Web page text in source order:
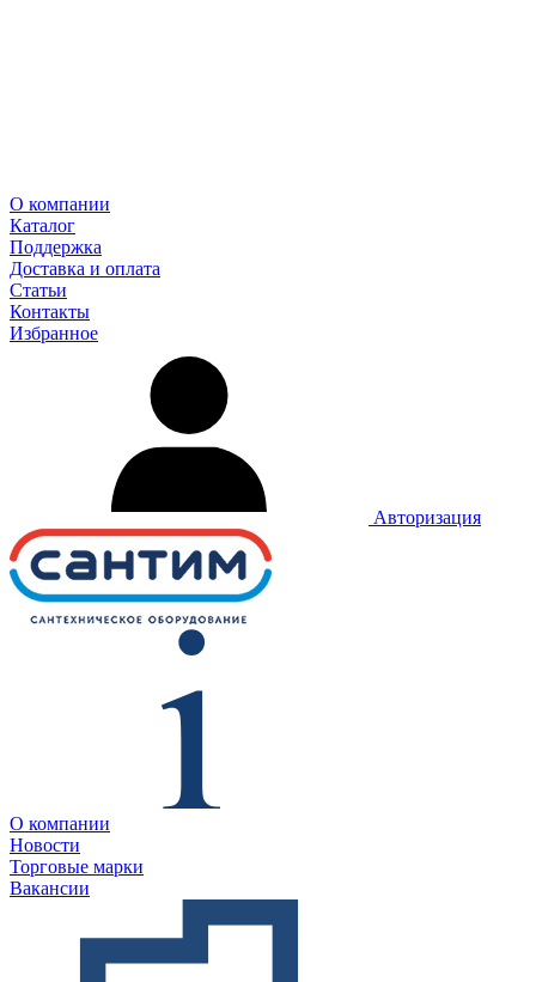
О компании
Каталог
Поддержка
Доставка и оплата
Статьи
Контакты
Избранное
Авторизация
О компании
Новости
Торговые марки
Вакансии